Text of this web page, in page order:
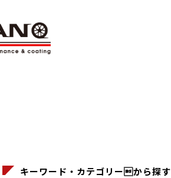
キーワード・カテゴリーから探す